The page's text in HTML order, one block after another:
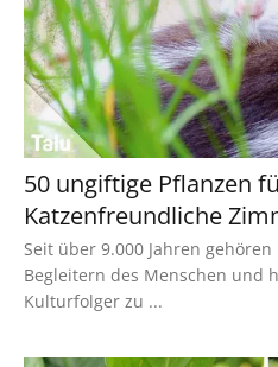
50 ungiftige Pflanzen
Katzenfreundliche
Seit über 9.000 Jahren
Begleitern des Menschen und
Kulturfolger zu ...